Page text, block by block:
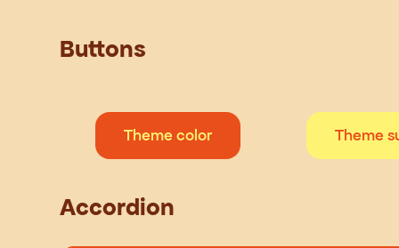
Buttons
Theme color Theme
Accordion